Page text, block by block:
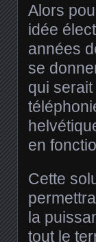
Alors
idée
années
se
qui
en
Cette
la
tout le